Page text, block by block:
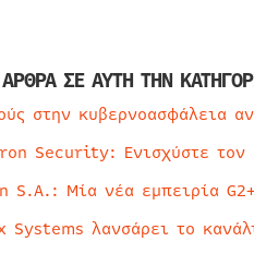
ΣΕ ΑΥΤΗ ΤΗΝ
στην κυβερνοασφάλεια
Security: Ενισχύστε τον
S.A.: Μία νέα εμπειρία
Systems λανσάρει το